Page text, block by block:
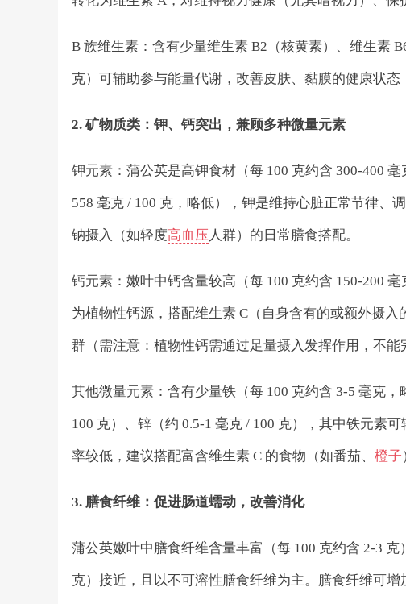
B 族维生素：含有少量维生素 B2（核黄素）、维生素
克）可辅助参与能量代谢，改善皮肤、黏膜的健康状态
2. 矿物质类：钾、钙突出，兼顾多种微量元素
钾元素：蒲公英是高钾食材（每 100 克约含 300-400
558 毫克 / 100 克，略低），钾是维持心脏正常节律、
钠摄入（如轻度高血压 人群）的日常膳食搭配。
钙元素：嫩叶中钙含量较高（每 100 克约含 150-200 毫
为植物性钙源，搭配维生素 C（自身含有的或额外摄
群（需注意：植物性钙需通过足量摄入发挥作用，不能
其他微量元素：含有少量铁（每 100 克约含 3-5 毫克
100 克）、锌（约 0.5-1 毫克 / 100 克），其中铁元素
率较低，建议搭配富含维生素 C 的食物（如番茄、 橙子
3. 膳食纤维：促进肠道蠕动，改善消化
蒲公英嫩叶中膳食纤维含量丰富（每 100 克约含 2-3 克
克）接近，且以不可溶性膳食纤维为主。膳食纤维可